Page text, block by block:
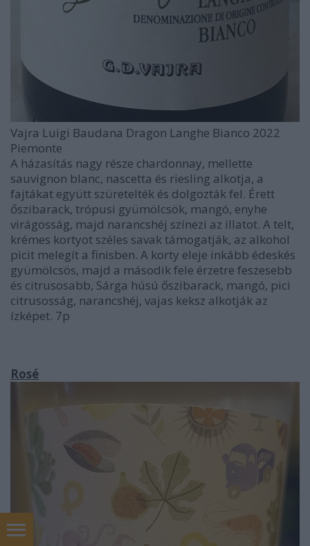
Vajra Luigi Baudana Dragon Langhe Bianco 2022
Piemonte
A házasítás nagy része chardonnay, mellette
sauvignon blanc, nascetta és riesling alkotja, a
fajtákat együtt szüretelték és dolgozták fel. Érett
őszibarack, trópusi gyümölcsök, mangó, enyhe
virágosság, majd narancshéj színezi az illatot. A telt,
krémes kortyot széles savak támogatják, az alkohol
picit melegít a finisben. A korty eleje inkább édeskés
gyümölcsös, majd a második fele érzetre feszesebb
és citrusosabb, Sárga húsú őszibarack, mangó, pici
citrusosság, narancshéj, vajas keksz alkotják az
ízképet. 7p
Rosé